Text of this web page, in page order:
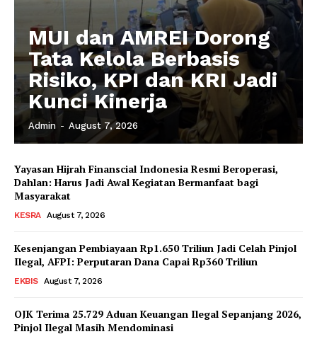
News Week
MUI dan AMREI Dorong
Tata Kelola Berbasis
Risiko, KPI dan KRI Jadi
Kunci Kinerja
Admin - August 7, 2026
Yayasan Hijrah Finanscial Indonesia Resmi Beroperasi,
Dahlan: Harus Jadi Awal Kegiatan Bermanfaat bagi
Masyarakat
KESRA August 7, 2026
Kesenjangan Pembiayaan Rp1.650 Triliun Jadi Celah Pinjol
Ilegal, AFPI: Perputaran Dana Capai Rp360 Triliun
EKBIS August 7, 2026
OJK Terima 25.729 Aduan Keuangan Ilegal Sepanjang 2026,
Pinjol Ilegal Masih Mendominasi